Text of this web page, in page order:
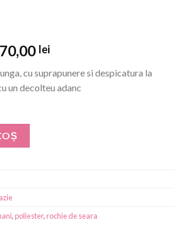
leiPrețul
este:
370,00 lei.
cu suprapunere si despicatura la
un decolteu adanc
,poliester,rochie de seara